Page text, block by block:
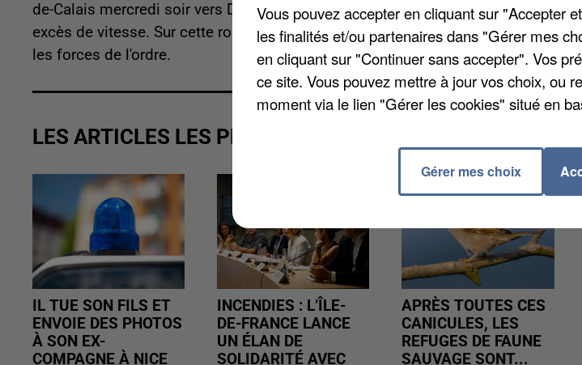
de-Calais mercredi soir vers Doullens. Il était au volant d'une Golf Volkswagen
excès de vitesse. Sur cette route, 80 km/h sont autorisés. Son permis de
les forces de l'ordre.
LES ARTICLES LES PLUS VUS
IL TUE SON FILS ET
ENVOIE DES PHOTOS
À SON EX-
COMPAGNE À NICE
INCENDIES : L’ÎLE-
DE-FRANCE LANCE
UN ÉLAN DE
SOLIDARITÉ AVEC
APRÈS TOUTES CES
CANICULES, LES
REFUGES DE FAUNE
SAUVAGE SONT...
Vous pouvez accepter en cliquant sur "Accepter
les finalités et/ou partenaires dans "Gérer mes
en cliquant sur "Continuer sans accepter". Vos
ce site. Vous pouvez mettre à jour vos choix, ou
moment via le lien "Gérer les cookies" situé en
Gérer mes choix